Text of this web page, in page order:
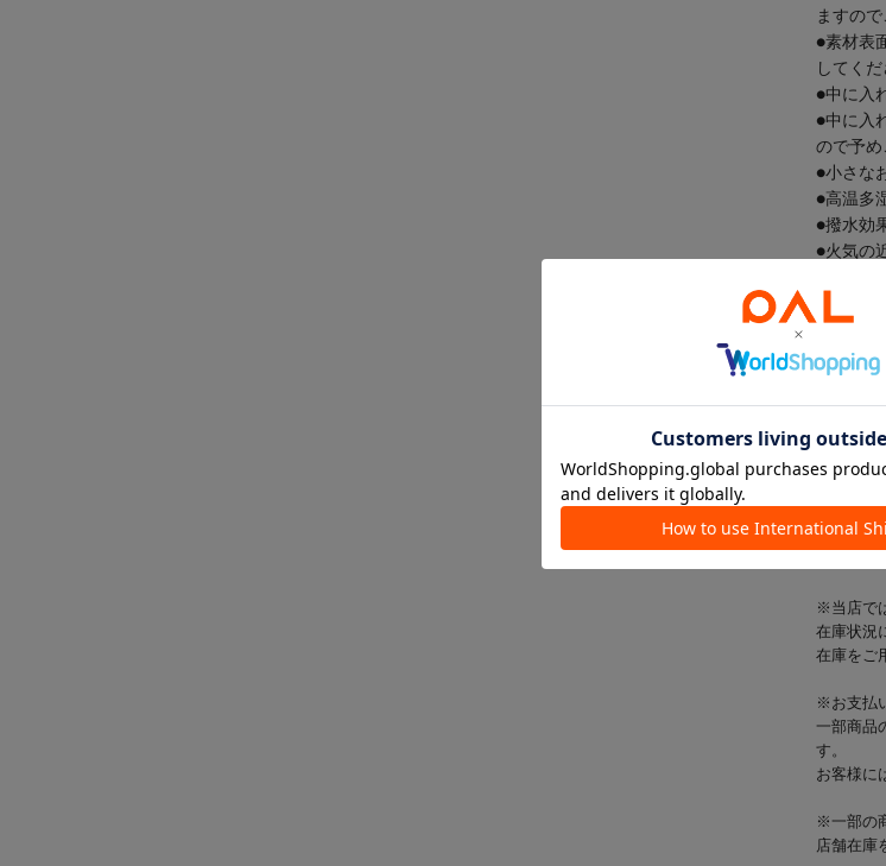
ますので
●素材表
してくだ
●中に入
●中に入
ので予め
●小さな
●高温多
●撥水効
●火気の
●廃棄の
※ご使用
※商品画
光の当た
※出荷前
該当商
※当店で
在庫状況
在庫をご
※お支払
一部商品
す。
お客様に
※一部の
店舗在庫